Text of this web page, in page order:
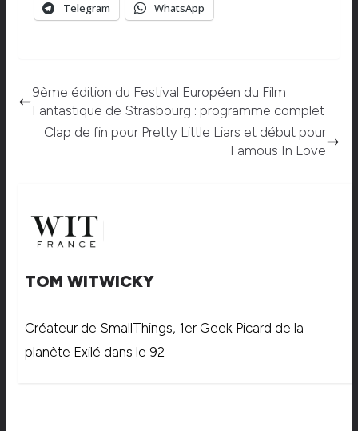
Telegram WhatsApp
9ème édition du Festival Européen du Film
Fantastique de Strasbourg : programme complet
Clap de fin pour Pretty Little Liars et début pour
Famous In Love
TOM WITWICKY
Créateur de SmallThings, 1er Geek Picard de la
planète Exilé dans le 92